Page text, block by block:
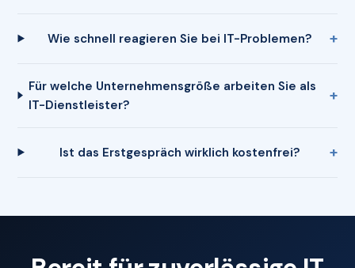
Wie schnell reagieren Sie bei IT-Problemen?
Für welche Unternehmensgröße arbeiten Sie als
IT-Dienstleister?
Ist das Erstgespräch wirklich kostenfrei?